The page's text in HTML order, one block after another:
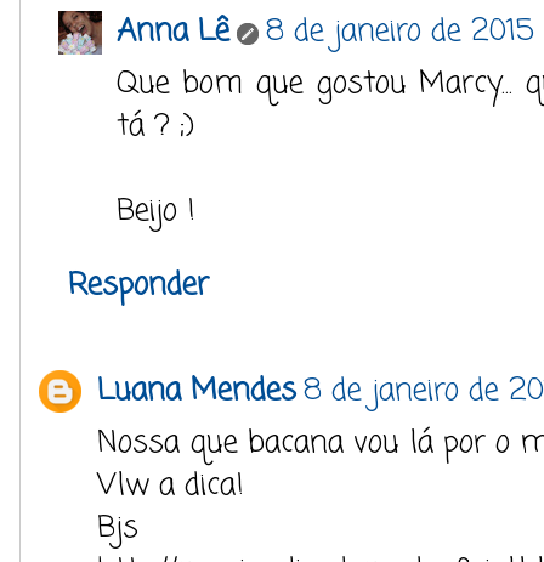
Anna Lê
8 de janeiro de 2015
Que bom que gostou Marcy...
tá ? ;)
Beijo !
Responder
Luana Mendes8 de janeiro de
Nossa que bacana vou lá por o
Vlw a dica!
Bjs